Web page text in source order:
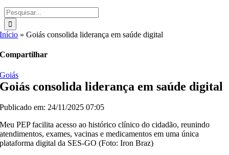
Buscar
resultados
para:
Início »Goiás consolida liderança em saúde digital
Compartilhar
Goiás
Goiás consolida liderança em saúde digital
Publicado em: 24/11/2025 07:05
Meu PEP facilita acesso ao histórico clínico do cidadão, reunindo
atendimentos, exames, vacinas e medicamentos em uma única
plataforma digital da SES-GO (Foto: Iron Braz)